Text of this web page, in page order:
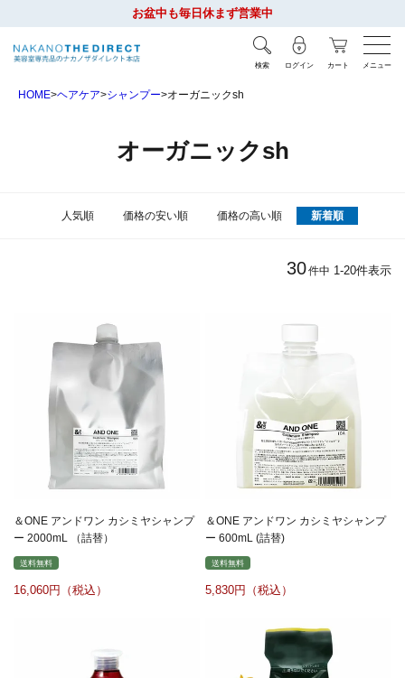
お盆中も毎日休まず営業中
検索 ログイン カート メニュー
HOME ヘアケア シャンプー オーガニックsh
オーガニックsh
人気順 価格の安い順 価格の高い順 新着順
30件中 1-20件表示
＆ONE アンドワン カシミヤシャンプ
ー 2000mL （詰替）
送料無料
16,060
＆ONE アンドワン カシミヤシャンプ
ー 600mL (詰替)
送料無料
5,830